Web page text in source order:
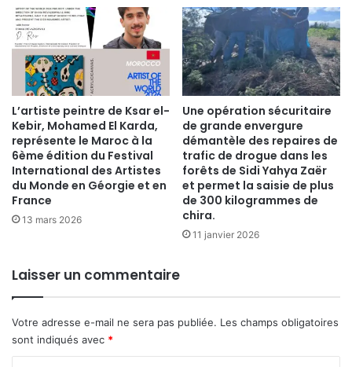
​L’artiste peintre de Ksar el-
Kebir, Mohamed El Karda,
représente le Maroc à la
6ème édition du Festival
International des Artistes
du Monde en Géorgie et en
France
13 mars 2026
Une opération sécuritaire
de grande envergure
démantèle des repaires de
trafic de drogue dans les
forêts de Sidi Yahya Zaër
et permet la saisie de plus
de 300 kilogrammes de
chira.
11 janvier 2026
Laisser un commentaire
Votre adresse e-mail ne sera pas publiée. Les champs obligatoires
sont indiqués avec *